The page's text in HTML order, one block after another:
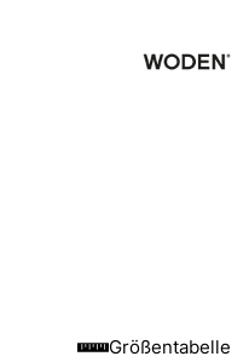
Größentabelle